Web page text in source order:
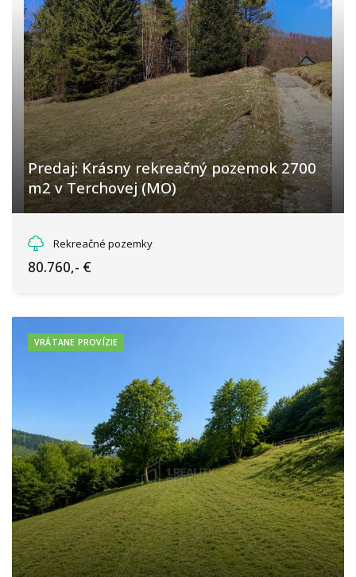
Predaj: Krásny rekreačný pozemok 2700
m2 v Terchovej (MO)
Rekreačné pozemky
80.760,- €
VRÁTANE PROVÍZIE